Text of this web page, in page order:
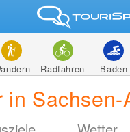
Radfahren Baden
in